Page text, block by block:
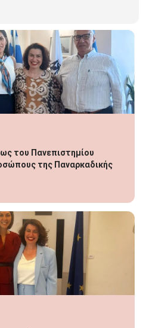
του Πανεπιστημίου
της Παναρκαδικής